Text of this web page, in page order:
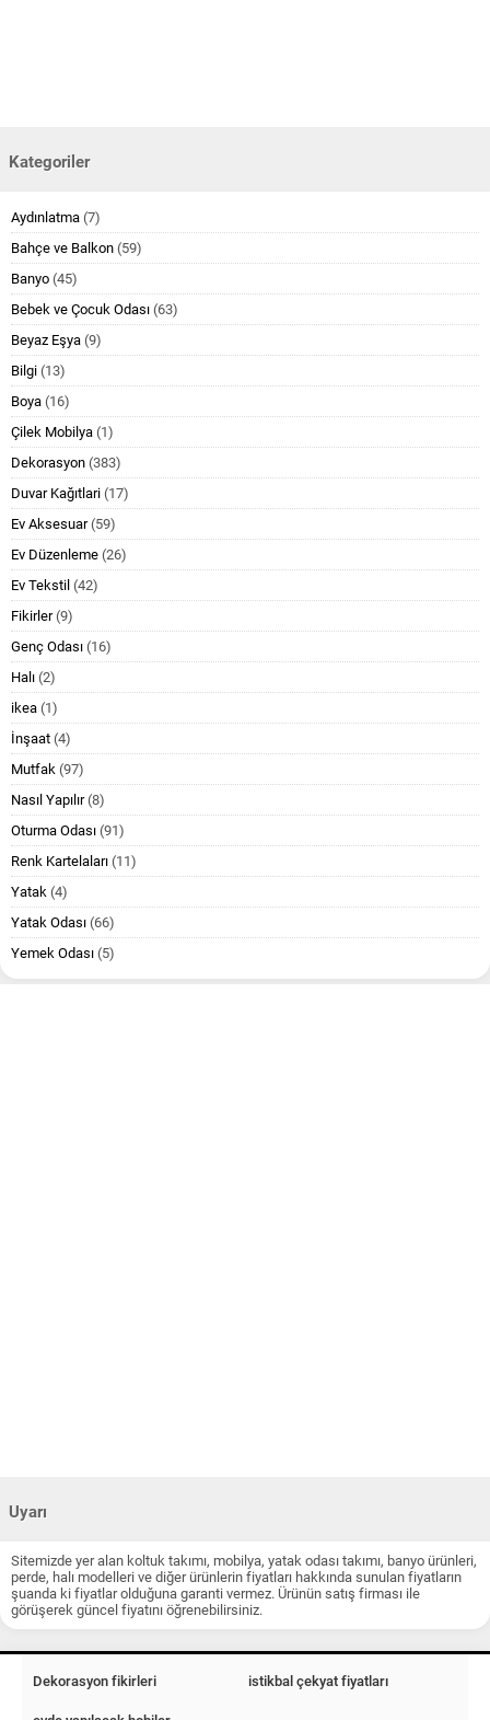
Kategoriler
Aydınlatma (7)
Bahçe ve Balkon (59)
Banyo (45)
Bebek ve Çocuk Odası (63)
Beyaz Eşya (9)
Bilgi (13)
Boya (16)
Çilek Mobilya (1)
Dekorasyon (383)
Duvar Kağıtlari (17)
Ev Aksesuar(59)
Ev Düzenleme (26)
Ev Tekstil (42)
Fikirler(9)
Genç Odası (16)
Halı (2)
ikea (1)
İnşaat (4)
Mutfak (97)
Nasıl Yapılır(8)
Oturma Odası (91)
Renk Kartelaları (11)
Yatak (4)
Yatak Odası (66)
Yemek Odası (5)
Uyarı
Sitemizde yer alan koltuk takımı, mobilya, yatak odası takımı, banyo ürünleri,
perde, halı modelleri ve diğer ürünlerin fiyatları hakkında sunulan fiyatların
şuanda ki fiyatlar olduğuna garanti vermez. Ürünün satış firması ile
görüşerek güncel fiyatını öğrenebilirsiniz.
Dekorasyon fikirleri istikbal çekyat fiyatları